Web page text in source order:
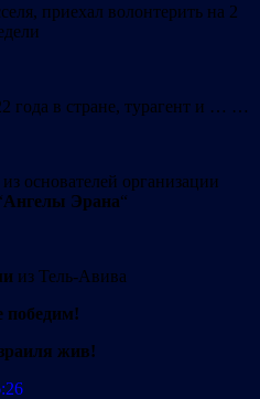
приехал волонтерить на 2
года в стране, турагент и … …
основателей организации
Ангелы Эрана“
из Тель-Авива
победим!
жив!